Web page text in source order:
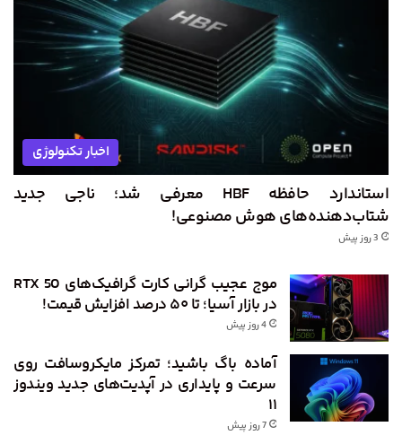
اخبار تکنولوژی
استاندارد حافظه HBF معرفی شد؛ ناجی جدید
شتاب‌دهنده‌های هوش مصنوعی!
3 روز پیش
موج عجیب گرانی کارت گرافیک‌های RTX 50
در بازار آسیا؛ تا ۵۰ درصد افزایش قیمت!
4 روز پیش
آماده باگ باشید؛ تمرکز مایکروسافت روی
سرعت و پایداری در آپدیت‌های جدید ویندوز
۱۱
7 روز پیش